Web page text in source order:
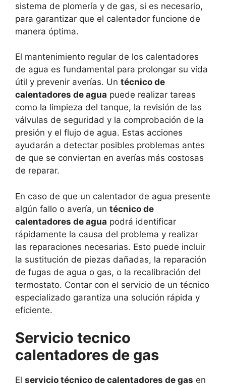
sistema de plomería y de gas, si es necesario,
para garantizar que el calentador funcione de
manera óptima.
El mantenimiento regular de los calentadores
de agua es fundamental para prolongar su vida
útil y prevenir averías. Un técnico de
calentadores de agua puede realizar tareas
como la limpieza del tanque, la revisión de las
válvulas de seguridad y la comprobación de la
presión y el flujo de agua. Estas acciones
ayudarán a detectar posibles problemas antes
de que se conviertan en averías más costosas
de reparar.
En caso de que un calentador de agua presente
algún fallo o avería, un técnico de
calentadores de agua podrá identificar
rápidamente la causa del problema y realizar
las reparaciones necesarias. Esto puede incluir
la sustitución de piezas dañadas, la reparación
de fugas de agua o gas, o la recalibración del
termostato. Contar con el servicio de un técnico
especializado garantiza una solución rápida y
eficiente.
Servicio tecnico
calentadores de gas
El servicio técnico de calentadores de gas en